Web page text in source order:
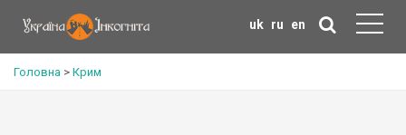
uk ru en
Головна > Крим